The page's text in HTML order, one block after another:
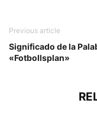
Previous article
Significado de la
«Fotbollsplan»